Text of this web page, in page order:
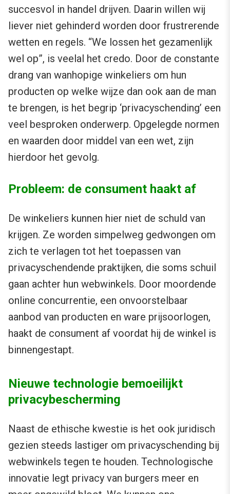
succesvol in handel drijven. Daarin willen wij
liever niet gehinderd worden door frustrerende
wetten en regels. “We lossen het gezamenlijk
wel op”, is veelal het credo. Door de constante
drang van wanhopige winkeliers om hun
producten op welke wijze dan ook aan de man
te brengen, is het begrip ‘privacyschending’ een
veel besproken onderwerp. Opgelegde normen
en waarden door middel van een wet, zijn
hierdoor het gevolg.
Probleem: de consument haakt af
De winkeliers kunnen hier niet de schuld van
krijgen. Ze worden simpelweg gedwongen om
zich te verlagen tot het toepassen van
privacyschendende praktijken, die soms schuil
gaan achter hun webwinkels. Door moordende
online concurrentie, een onvoorstelbaar
aanbod van producten en ware prijsoorlogen,
haakt de consument af voordat hij de winkel is
binnengestapt.
Nieuwe technologie bemoeilijkt
privacybescherming
Naast de ethische kwestie is het ook juridisch
gezien steeds lastiger om privacyschending bij
webwinkels tegen te houden. Technologische
innovatie legt privacy van burgers meer en